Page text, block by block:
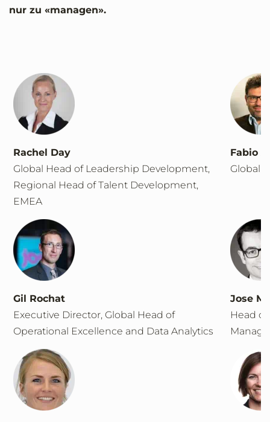
nur zu «managen».
Rachel Day
Global Head of Leadership Development,
Regional Head of Talent Development,
EMEA
Fabio
Global
Gil Rochat
Executive Director, Global Head of
Operational Excellence and Data Analytics
Jose
Head